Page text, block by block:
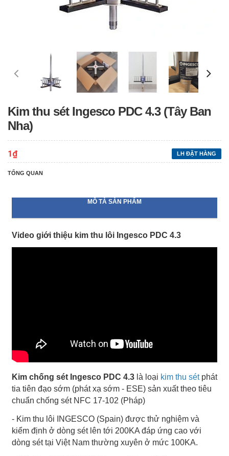
Kim thu sét Ingesco PDC 4.3 (Tây Ban
Nha)
LH ĐẶT HÀNG
1₫
TỔNG QUAN
MÔ TẢ SẢN PHẨM
Video giới thiệu kim thu lôi Ingesco PDC 4.3
Kim chống sét Ingesco PDC 4.3 là loại kim thu sétphát
tia tiên đạo sớm (phát xạ sớm - ESE) sản xuất theo tiêu
chuẩn chống sét NFC 17-102 (Pháp)
- Kim thu lôi INGESCO (Spain) được thử nghiệm và
kiểm định ở dòng sét lên tới 200KA đáp ứng cao với
dòng sét tại Việt Nam thường xuyên ở mức 100KA.